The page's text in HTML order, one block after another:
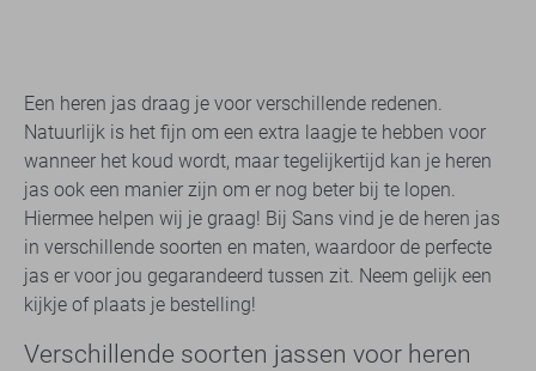
Een heren jas draag je voor verschillende redenen.
Natuurlijk is het fijn om een extra laagje te hebben voor
wanneer het koud wordt, maar tegelijkertijd kan je heren
jas ook een manier zijn om er nog beter bij te lopen.
Hiermee helpen wij je graag! Bij Sans vind je de heren jas
in verschillende soorten en maten, waardoor de perfecte
jas er voor jou gegarandeerd tussen zit. Neem gelijk een
kijkje of plaats je bestelling!
Verschillende soorten jassen voor heren